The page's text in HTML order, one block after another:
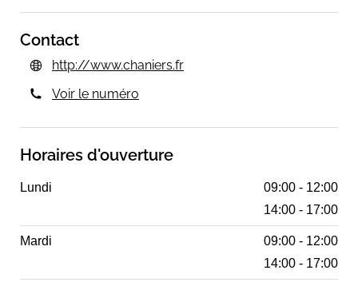
Contact
http://www.chaniers.fr
Voir le numéro
Horaires d'ouverture
Lundi
09:00 - 12:00
14:00 - 17:00
Mardi
09:00 - 12:00
14:00 - 17:00